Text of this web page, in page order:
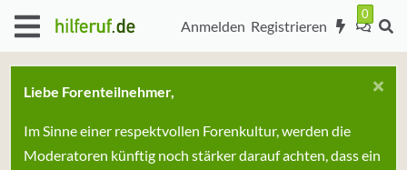
Anmelden Registrieren
Liebe Forenteilnehmer,
Im Sinne einer respektvollen Forenkultur, werden die
Moderatoren künftig noch stärker darauf achten, dass ein